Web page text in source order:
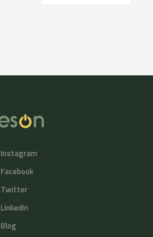
Instagram
Facebook
Twitter
LinkedIn
Blog